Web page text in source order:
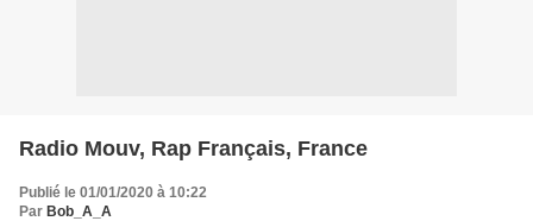
Radio Mouv, Rap Français, France
Publié le 01/01/2020 à 10:22
Par Bob_A_A